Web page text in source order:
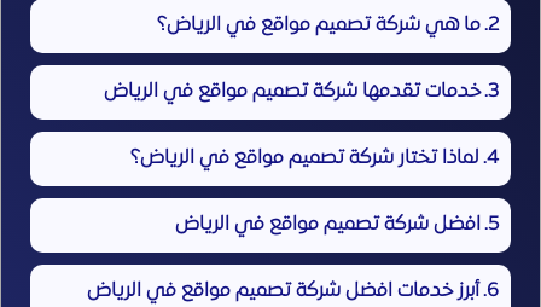
ما هي شركة تصميم مواقع في الرياض؟
خدمات تقدمها شركة تصميم مواقع في الرياض
لماذا تختار شركة تصميم مواقع في الرياض؟
افضل شركة تصميم مواقع في الرياض
أبرز خدمات افضل شركة تصميم مواقع في الرياض